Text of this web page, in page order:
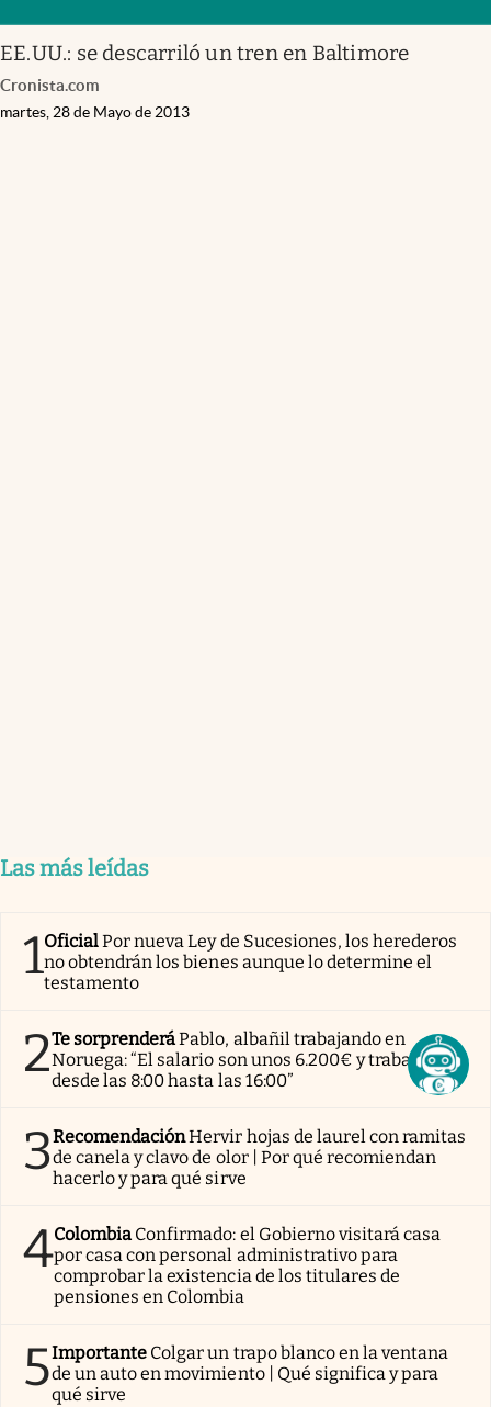
EE.UU.: se descarriló un tren en Baltimore
Cronista.com
martes, 28 de Mayo de 2013
Las más leídas
1OficialPor nueva Ley de Sucesiones, los herederos
no obtendrán los bienes aunque lo determine el
testamento
2Te sorprenderáPablo, albañil trabajando en
Noruega: “El salario son unos 6.200€ y trabajamos
desde las 8:00 hasta las 16:00”
3RecomendaciónHervir hojas de laurel con ramitas
de canela y clavo de olor | Por qué recomiendan
hacerlo y para qué sirve
4Colombia Confirmado: el Gobierno visitará casa
por casa con personal administrativo para
comprobar la existencia de los titulares de
pensiones en Colombia
5Importante Colgar un trapo blanco en la ventana
de un auto en movimiento | Qué significa y para
qué sirve